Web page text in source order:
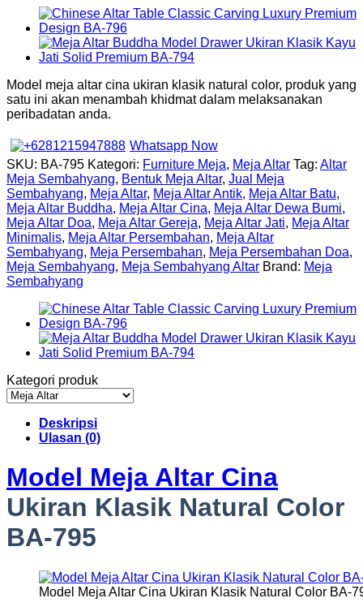
Model meja altar cina ukiran klasik natural color, produk yang
satu ini akan menambah khidmat dalam melaksanakan
peribadatan anda.
Whatsapp Now
SKU: BA-795 Kategori: Furniture Meja, Meja Altar Tag: Altar
Meja Sembahyang, Bentuk Meja Altar, Jual Meja
Sembahyang, Meja Altar, Meja Altar Antik, Meja Altar Batu,
Meja Altar Buddha, Meja Altar Cina, Meja Altar Dewa Bumi,
Meja Altar Doa, Meja Altar Gereja, Meja Altar Jati, Meja Altar
Minimalis, Meja Altar Persembahan, Meja Altar
Sembahyang, Meja Persembahan, Meja Persembahan Doa,
Meja Sembahyang, Meja Sembahyang Altar Brand: Meja
Sembahyang
Kategori produk
Deskripsi
Ulasan (0)
Model Meja Altar Cina
Ukiran Klasik Natural Color
BA-795
Model Meja Altar Cina Ukiran Klasik Natural Color BA-